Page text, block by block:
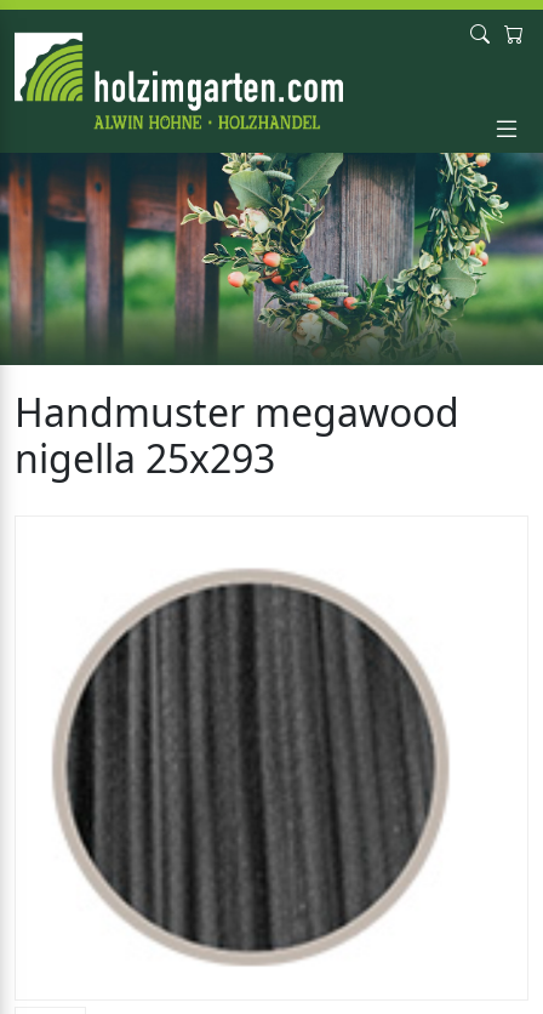
Handmuster megawood
nigella 25x293